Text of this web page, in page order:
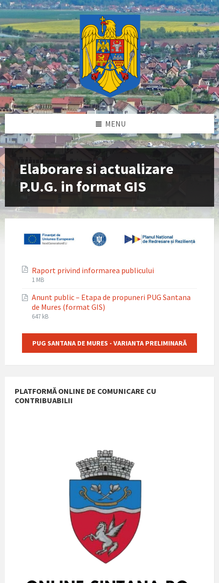
Skip
to
content
Skip
to
left
sidebar
Skip
to
right
sidebar
Skip
to
footer
MENU
Elaborare si actualizare
P.U.G. in format GIS
Raport privind informarea publicului
File
pdf
File
1 MB
Anunt public – Etapa de propuneri PUG Santana
de Mures (format GIS)
File
pdf
File
647 kB
PUG SANTANA DE MURES - VARIANTA PRELIMINARĂ
PLATFORMĂ ONLINE DE COMUNICARE CU
CONTRIBUABILII